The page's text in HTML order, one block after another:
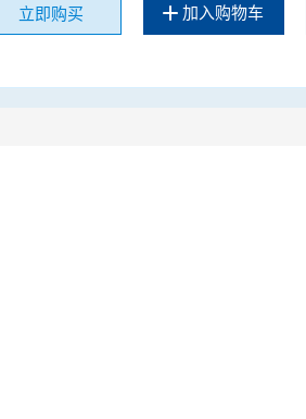
立即购买 加入购物车